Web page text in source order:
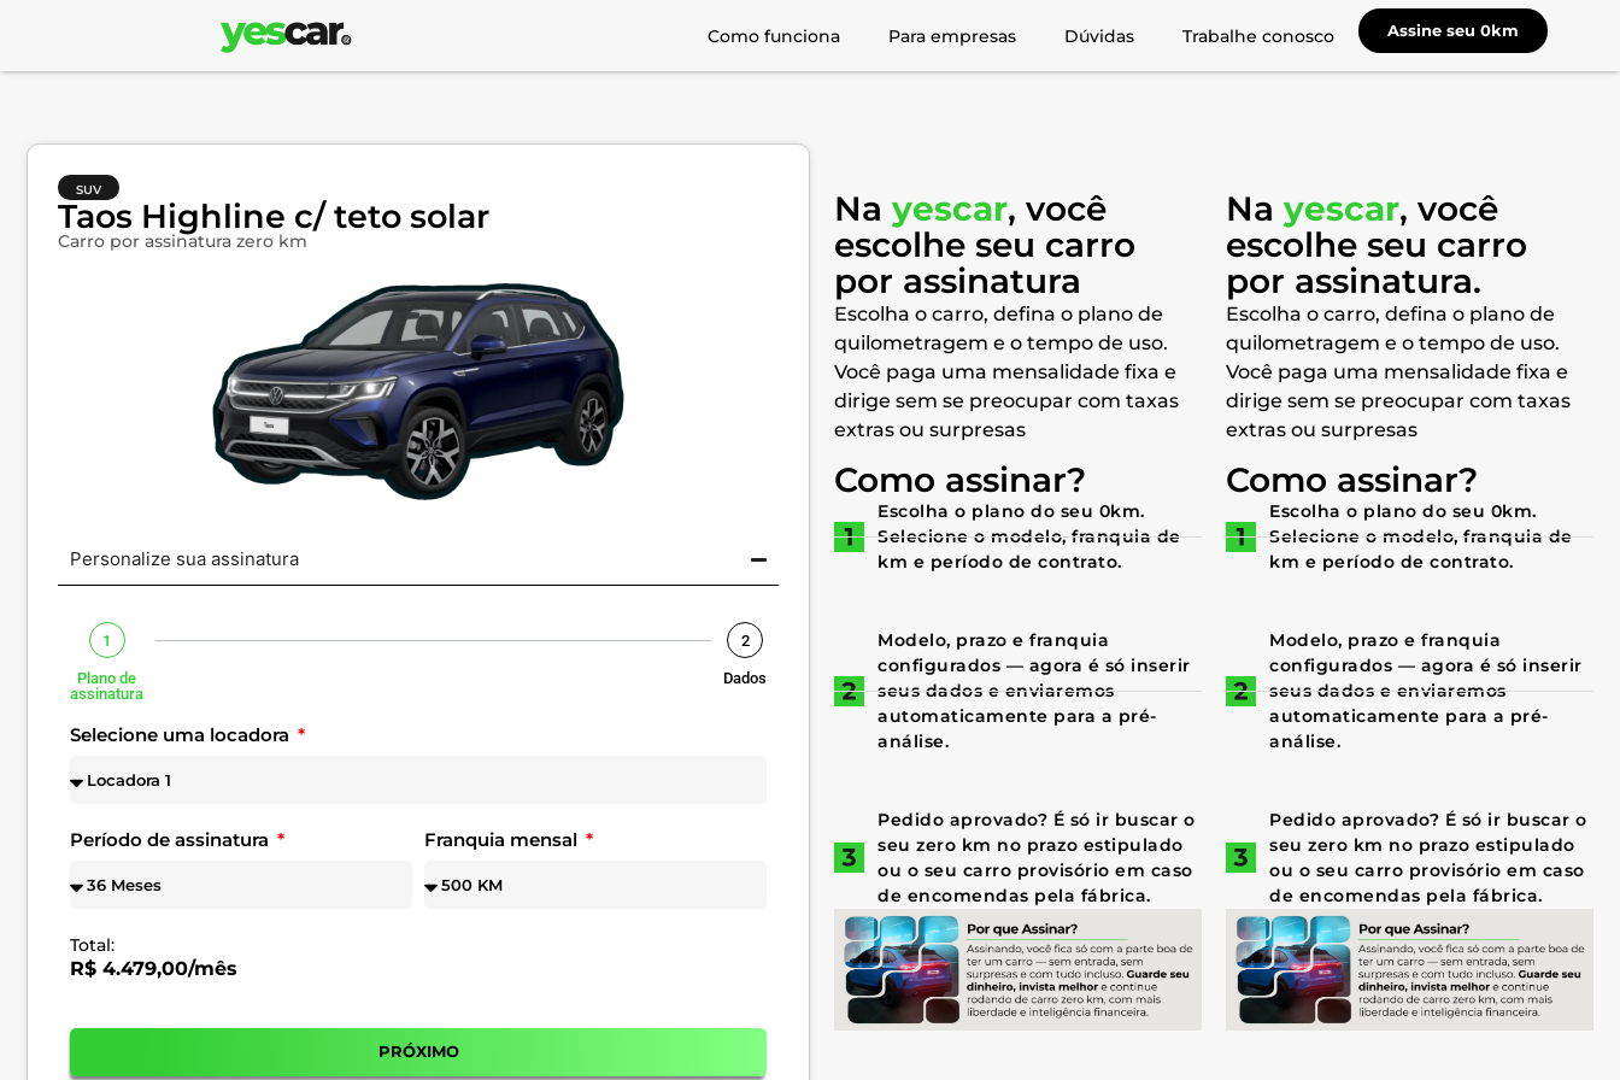
Como funciona Para empresas Dúvidas Trabalhe conosco Assine seu 0km
SUV
Taos Highline c/ teto solar
Carro por assinatura zero km
Personalize sua assinatura
1
Plano de
assinatura
2
Dados
Selecione uma locadora
Período de assinatura Franquia mensal
Total:
R$ 4.479,00/mês
PRÓXIMO
Na yescar, você
escolhe seu carro
por assinatura
Escolha o carro, defina o plano de
quilometragem e o tempo de uso.
Você paga uma mensalidade fixa e
dirige sem se preocupar com taxas
extras ou surpresas
Como assinar?
Escolha o plano do seu 0km.
Selecione o modelo, franquia de
km e período de contrato.
Modelo, prazo e franquia
configurados — agora é só inserir
seus dados e enviaremos
automaticamente para a pré-
análise.
Pedido aprovado? É só ir buscar o
seu zero km no prazo estipulado
ou o seu carro provisório em caso
de encomendas pela fábrica.
Na yescar, você
escolhe seu carro
por assinatura.
Escolha o carro, defina o plano de
quilometragem e o tempo de uso.
Você paga uma mensalidade fixa e
dirige sem se preocupar com taxas
extras ou surpresas
Como assinar?
Escolha o plano do seu 0km.
Selecione o modelo, franquia de
km e período de contrato.
Modelo, prazo e franquia
configurados — agora é só inserir
seus dados e enviaremos
automaticamente para a pré-
análise.
Pedido aprovado? É só ir buscar o
seu zero km no prazo estipulado
ou o seu carro provisório em caso
de encomendas pela fábrica.